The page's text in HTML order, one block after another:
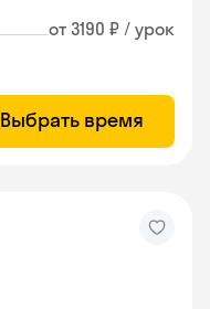
от 3190 ₽ / урок
Выбрать время